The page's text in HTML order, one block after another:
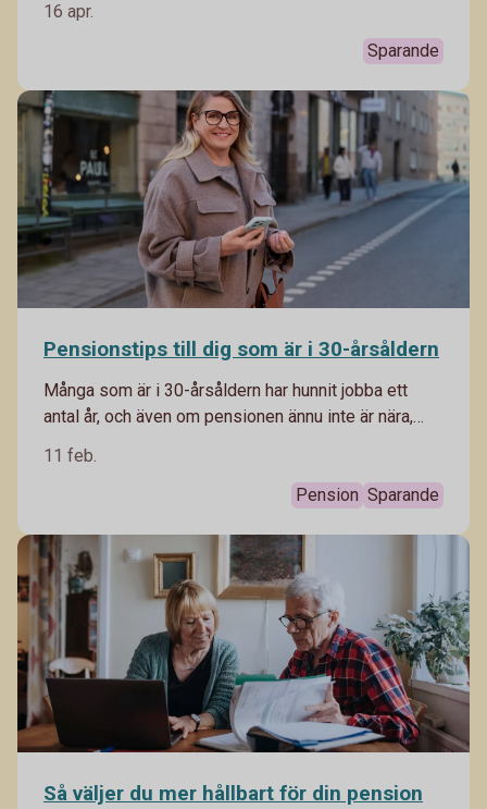
vara klokt att spara i olika sparformer. Häng med,
Madelén Falkenhäll, Swedbanks ekonom för
16 apr.
Sparande
Pensionstips till dig som är i 30-årsåldern
Många som är i 30-årsåldern har hunnit jobba ett
antal år, och även om pensionen ännu inte är nära,
finns den nog mer på radarn än den gjorde i 20-
årsåldern. Här är pensionstipsen till dig som 30-
11 feb.
Pension Sparande
Så väljer du mer hållbart för din pension